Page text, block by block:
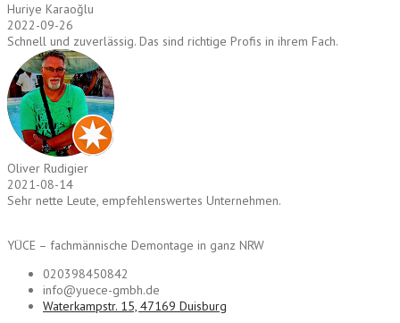
Huriye Karaoğlu
2022-09-26
Schnell und zuverlässig. Das sind richtige Profis in ihrem Fach.
Oliver Rudigier
2021-08-14
Sehr nette Leute, empfehlenswertes Unternehmen.
YÜCE – fachmännische Demontage in ganz NRW
020398450842
info@yuece-gmbh.de
Waterkampstr. 15, 47169 Duisburg